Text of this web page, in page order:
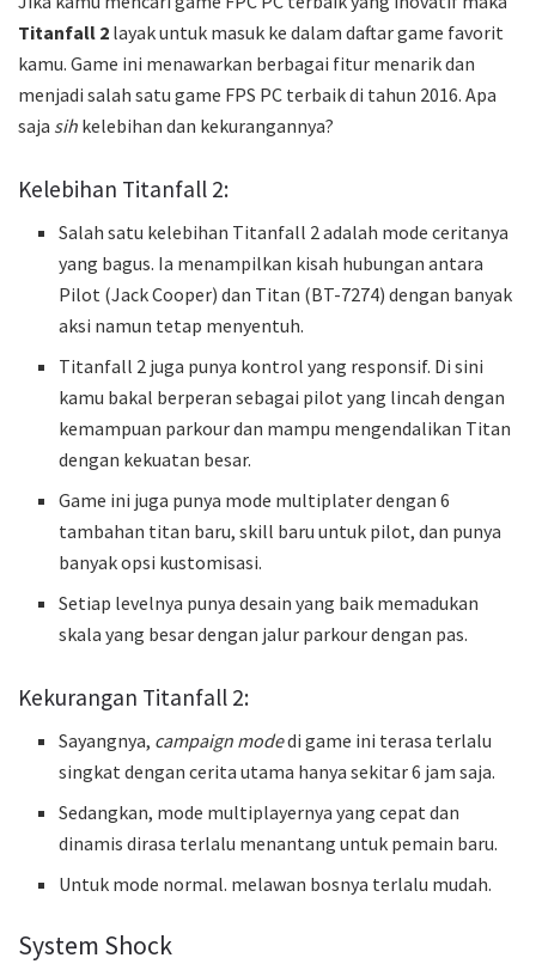
Titanfall 2 layak untuk masuk ke dalam daftar game favorit
kamu. Game ini menawarkan berbagai fitur menarik dan
menjadi salah satu game FPS PC terbaik di tahun 2016. Apa
saja sih kelebihan dan kekurangannya?
Kelebihan Titanfall 2:
Salah satu kelebihan Titanfall 2 adalah mode ceritanya
yang bagus. Ia menampilkan kisah hubungan antara
Pilot (Jack Cooper) dan Titan (BT-7274) dengan banyak
aksi namun tetap menyentuh.
Titanfall 2 juga punya kontrol yang responsif. Di sini
kamu bakal berperan sebagai pilot yang lincah dengan
kemampuan parkour dan mampu mengendalikan Titan
dengan kekuatan besar.
Game ini juga punya mode multiplater dengan 6
tambahan titan baru, skill baru untuk pilot, dan punya
banyak opsi kustomisasi.
Setiap levelnya punya desain yang baik memadukan
skala yang besar dengan jalur parkour dengan pas.
Kekurangan Titanfall 2:
Sayangnya, campaign modedi game ini terasa terlalu
singkat dengan cerita utama hanya sekitar 6 jam saja.
Sedangkan, mode multiplayernya yang cepat dan
dinamis dirasa terlalu menantang untuk pemain baru.
Untuk mode normal. melawan bosnya terlalu mudah.
System Shock